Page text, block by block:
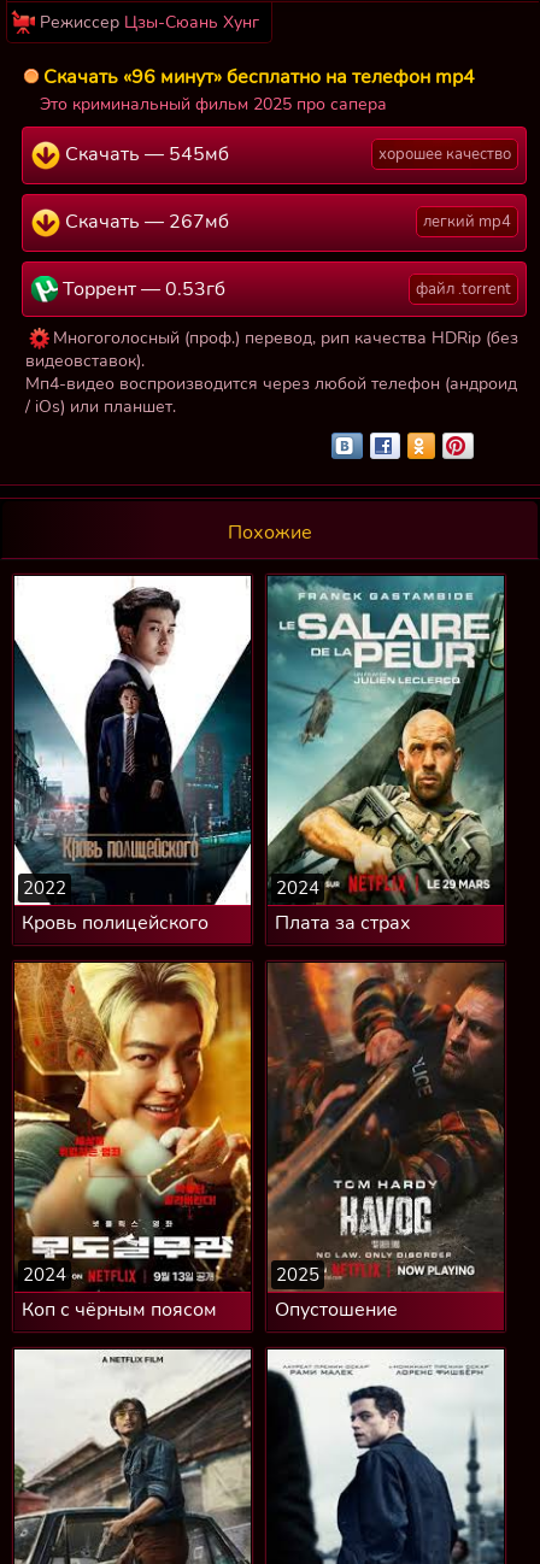
Режиссер Цзы-Сюань Хунг
Скачать «96 минут» бесплатно на телефон mp4
Это криминальный фильм 2025 про сапера
Скачать — 545мб хорошее качество
Скачать — 267мб легкий mp4
Торрент — 0.53гб файл .torrent
Многоголосный (проф.) перевод, рип качества HDRip (без
видеовставок).
Мп4-видео воспроизводится через любой телефон (андроид
/ iOs) или планшет.
Похожие
Кровь полицейского
2022
Плата за страх
2024
Коп с чёрным поясом
2024
Опустошение
2025